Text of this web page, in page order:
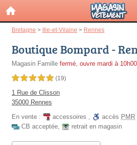
Bretagne > Ille-et-Vilaine > Rennes
Boutique Bompard -
Magasin Famille fermé, ouvre mardi à 10h00
5,0 étoiles sur 5 (19)
1 Rue de Clisson
35000 Rennes
En vente :
accessoires , accès PMR
CB acceptée, retrait en magasin